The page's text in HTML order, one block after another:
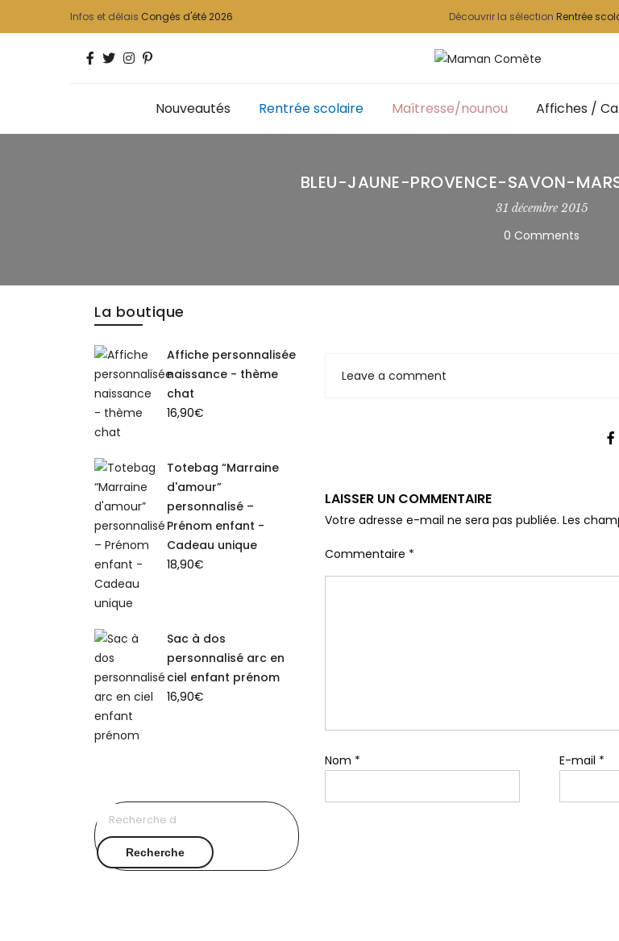
Infos et délais Congés d'été 2026 Découvrir la sélection Rentrée
Nouveautés Rentrée scolaire Maîtresse/nounou Affiches /
BLEU-JAUNE-PROVENCE-SAVON-
31 décembre 2015
0 Comments
Leave a comment
LAISSER UN COMMENTAIRE
Votre adresse e-mail ne sera pas publiée. Les
Commentaire *
Nom * E-mail *
La boutique
Affiche personnalisée
naissance - thème
chat
16,90€
Totebag “Marraine
d'amour”
personnalisé –
Prénom enfant -
Cadeau unique
18,90€
Sac à dos
personnalisé arc en
ciel enfant prénom
16,90€
pour :
Recherche